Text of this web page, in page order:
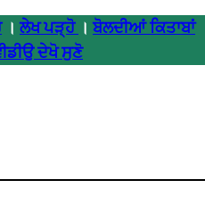
।ਲੇਖ ਪੜ੍ਹੋ । ਬੋਲਦੀਆਂ ਕਿਤਾਬਾਂ
ਦੇਖੋ ਸੁਣੋ